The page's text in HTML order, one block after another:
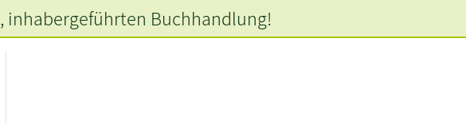
, inhabergeführten Buchhandlung!